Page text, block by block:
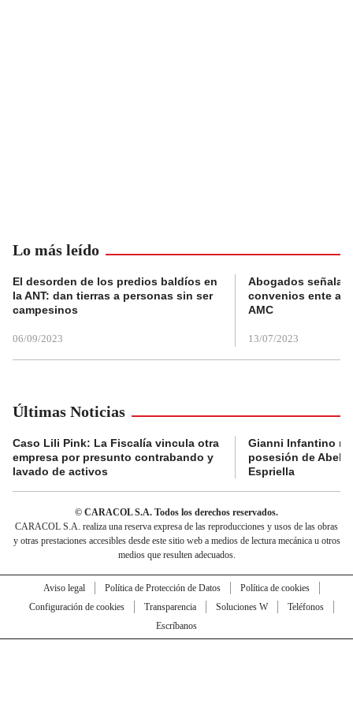
Lo más leído
El desorden de los predios baldíos en
la ANT: dan tierras a personas sin ser
campesinos
06/09/2023
Abogados
convenios ente
AMC
13/07/2023
Últimas Noticias
Caso Lili Pink: La Fiscalía vincula otra
empresa por presunto contrabando y
lavado de activos
Gianni Infantino
posesión de
Espriella
© CARACOL S.A. Todos los derechos reservados.
CARACOL S.A. realiza una reserva expresa de las reproducciones y usos de las obras
y otras prestaciones accesibles desde este sitio web a medios de lectura mecánica u otros
medios que resulten adecuados.
Aviso legal Política de Protección de Datos
Política de cookies
Configuración de cookies
Transparencia Soluciones W
Teléfonos
Escríbanos